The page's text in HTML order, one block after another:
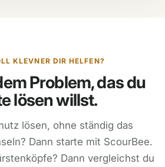
KLEVNER DIR HELFEN?
Problem, das du
lösen willst.
lösen, ohne ständig das
Dann starte mit ScourBee.
Dann vergleichst du